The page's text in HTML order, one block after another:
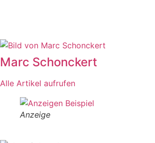
Marc Schonckert
Alle Artikel aufrufen
Anzeige